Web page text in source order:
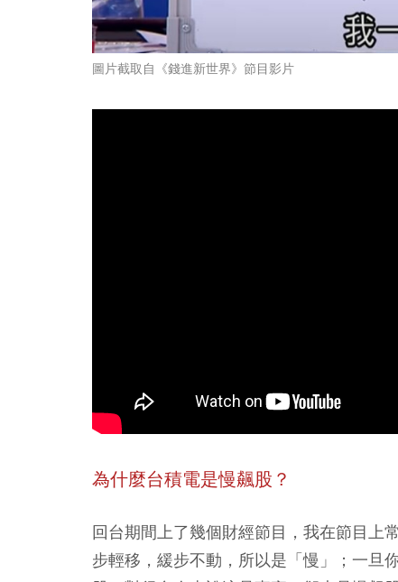
圖片截取自《錢進新世界》節目影片
為什麼台積電是慢飆股？
回台期間上了幾個財經節目，我在節目上
步輕移，緩步不動，所以是「慢」；一旦